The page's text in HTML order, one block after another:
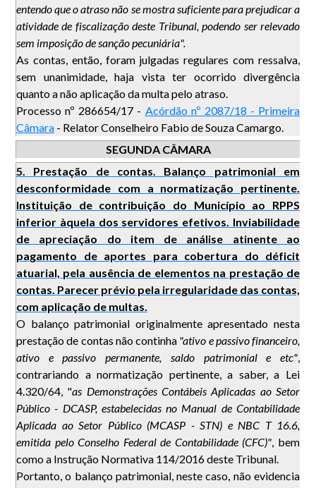
entendo que o atraso não se mostra suficiente para prejudicar a
atividade de fiscalização deste Tribunal, podendo ser relevado
sem imposição de sanção pecuniária".
As contas, então, foram julgadas regulares com ressalva,
sem unanimidade, haja vista ter ocorrido divergência
quanto a não aplicação da multa pelo atraso.
Processo nº 286654/17 - Acórdão nº 2087/18 - Primeira
Câmara - Relator Conselheiro Fabio de Souza Camargo.
SEGUNDA CÂMARA
5. Prestação de contas. Balanço patrimonial em
desconformidade com a normatização pertinente.
Instituição de contribuição do Município ao RPPS
inferior àquela dos servidores efetivos. Inviabilidade
de apreciação do item de análise atinente ao
pagamento de aportes para cobertura do déficit
atuarial, pela ausência de elementos na prestação de
contas. Parecer prévio pela irregularidade das contas,
com aplicação de multas.
O balanço patrimonial originalmente apresentado nesta
prestação de contas não continha "ativo e passivo financeiro,
ativo e passivo permanente, saldo patrimonial e etc",
contrariando a normatização pertinente, a saber, a Lei
4.320/64, "as Demonstrações Contábeis Aplicadas ao Setor
Público - DCASP, estabelecidas no Manual de Contabilidade
Aplicada ao Setor Público (MCASP - STN) e NBC T 16.6,
emitida pelo Conselho Federal de Contabilidade (CFC)", bem
como a Instrução Normativa 114/2016 deste Tribunal.
Portanto, o balanço patrimonial, neste caso, não evidencia